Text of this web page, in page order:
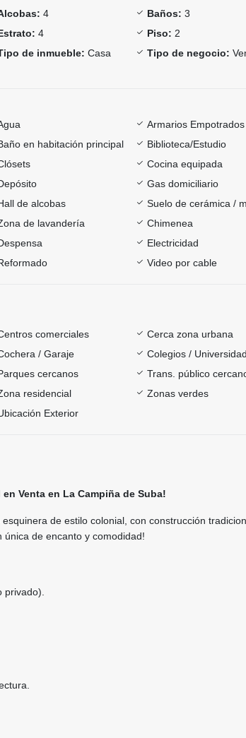
4 Baños: 3
4 Piso: 2
de inmueble: Casa Tipo de negocio:
Armarios Empotrados
en habitación principal
Biblioteca/Estudio
Cocina equipada
Gas domiciliario
de alcobas
Suelo de cerámica /
de lavandería
Chimenea
Electricidad
Video por cable
comerciales
Cerca zona urbana
/ Garaje
Colegios /
cercanos
Trans. público
residencial
Zonas verdes
Exterior
Venta en La Campiña de Suba!
esquinera de estilo colonial, con construcción
única de encanto y comodidad!